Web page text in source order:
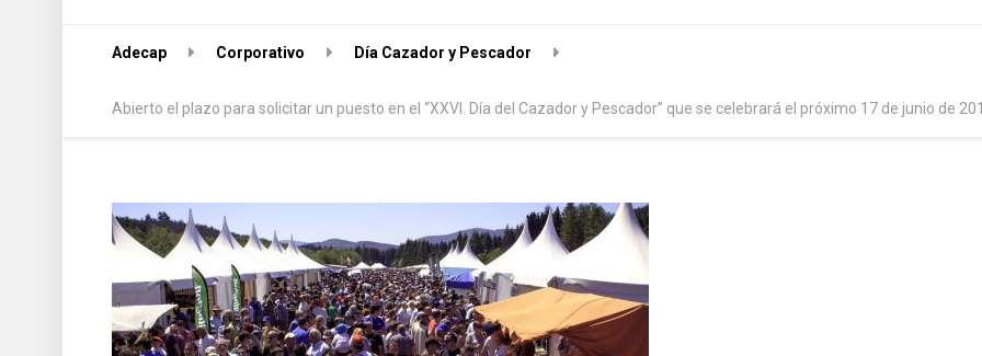
Adecap Corporativo Día Cazador y Pescador
Abierto el plazo para solicitar un puesto en el “XXVI. Día del Cazador y Pescador” que se celebrará el próximo 17 de junio de